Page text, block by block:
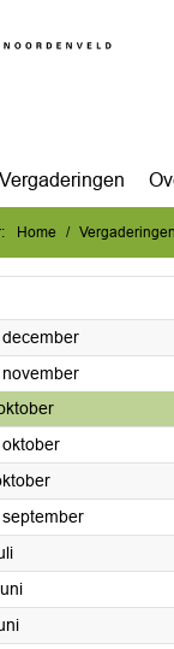
Vergaderingen
Home Vergaderingen
2025
2025
2025
2025
2025
2025
2025
2025
2025